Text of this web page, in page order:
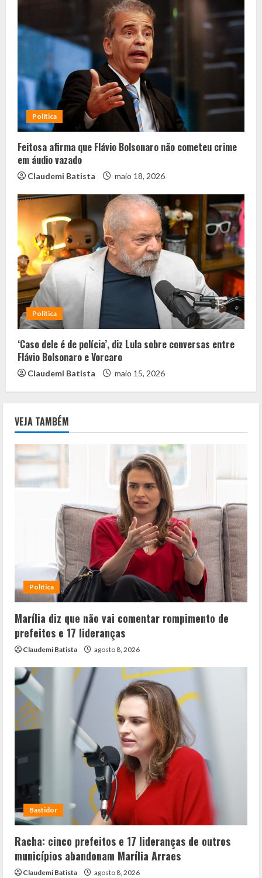
Política
Feitosa afirma que Flávio Bolsonaro não cometeu crime
em áudio vazado
Claudemi Batista maio 18, 2026
Política
‘Caso dele é de polícia’, diz Lula sobre conversas entre
Flávio Bolsonaro e Vorcaro
Claudemi Batista maio 15, 2026
VEJA TAMBÉM
Política
Marília diz que não vai comentar rompimento de
prefeitos e 17 lideranças
Claudemi Batista agosto 8, 2026
Bastidor
Racha: cinco prefeitos e 17 lideranças de outros
municípios abandonam Marília Arraes
Claudemi Batista agosto 8, 2026